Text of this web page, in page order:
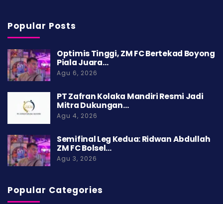
Popular Posts
Optimis Tinggi, ZM FC Bertekad Boyong
Piala Juara…
Agu 6, 2026
PT Zafran Kolaka Mandiri Resmi Jadi
Mitra Dukungan…
Agu 4, 2026
Semifinal Leg Kedua: Ridwan Abdullah
ZM FC Bolsel…
Agu 3, 2026
Popular Categories